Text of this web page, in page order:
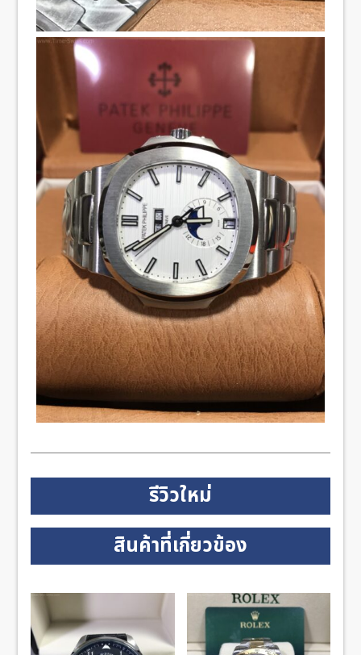
รีวิวใหม่
สินค้าที่เกี่ยวข้อง